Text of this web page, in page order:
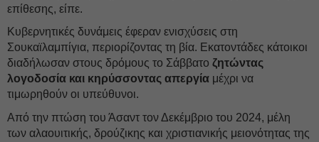
επίθεσης, είπε.
Κυβερνητικές δυνάμεις έφεραν ενισχύσεις στη
Σουκαϊλαμπίγια, περιορίζοντας τη βία. Εκατοντάδες κάτοικοι
διαδήλωσαν στους δρόμους το Σάββατο ζητώντας
λογοδοσία και κηρύσσοντας απεργία μέχρι να
τιμωρηθούν οι υπεύθυνοι.
Από την πτώση του Άσαντ τον Δεκέμβριο του 2024, μέλη
των αλαουιτικής, δρούζικης και χριστιανικής μειονότητας της